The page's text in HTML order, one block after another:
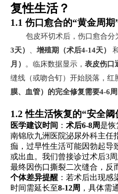
复性生活？
1.1 伤口愈合的“黄金周期
包皮环切术后，伤口愈合分
3天）
、增殖期（术后4-14天）
月）
。临床数据显示， 表皮伤口
缝线（或吻合钉）开始脱落，红
膜、血管）的完全修复需要4-6周
1.2 性生活恢复的“安全阈
医学建议时间 ： 术后6-8周是恢
南锦欣九洲医院泌尿外科主任
痂，过早性生活可能因勃起导
或出血。我们曾接诊过术后3
最终因伤口撕裂二次缝合，反
个体差异提醒 ：若术后出现感
时间需延长至8-12周 ，具体需